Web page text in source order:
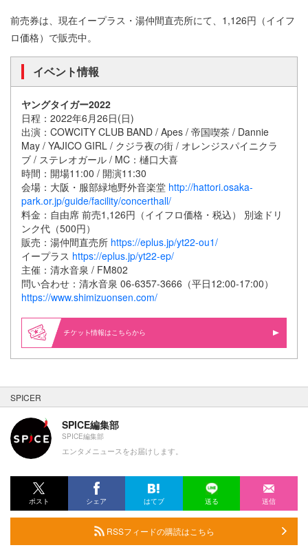
前売券は、現在イープラス・湯仲間直売所にて、1,126円（イイフ
ロ価格）で販売中。
イベント情報
ヤングタイガー2022
日程：2022年6月26日(日)
出演：COWCITY CLUB BAND / Apes / 帝国喫茶 / Dannie
May / YAJICO GIRL / クジラ夜の街 / オレンジスパイニクラ
ブ / ステレオガール / MC：樋口大喜
時間：開場11:00 / 開演11:30
会場：大阪・服部緑地野外音楽堂 http://hattori.osaka-
park.or.jp/guide/facility/concerthall/
料金：自由席 前売1,126円（イイフロ価格・税込） 別途ドリ
ンク代（500円）
販売：湯仲間直売所 https://eplus.jp/yt22-ou1/
イープラス https://eplus.jp/yt22-ep/
主催：清水音泉 / FM802
問い合わせ：清水音泉 06-6357-3666（平日12:00-17:00）
https://www.shimizuonsen.com/
情報はこちらから
SPICER
SPICE編集部
SPICE編集部
エンタメニュースをお届けします。
ポスト シェア はてブ 送る 送信
RSSフィードの購読はこちら